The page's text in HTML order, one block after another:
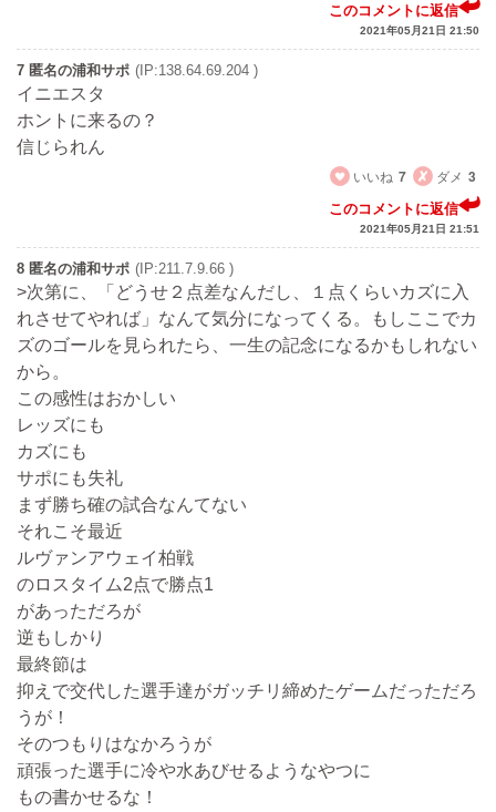
このコメントに返信
2021年05月21日 21:50
7 匿名の浦和サポ (IP:138.64.69.204 )
イニエスタ
ホントに来るの？
信じられん
いいね 7 ダメ 3
このコメントに返信
2021年05月21日 21:51
8 匿名の浦和サポ (IP:211.7.9.66 )
>次第に、「どうせ２点差なんだし、１点くらいカズに入
れさせてやれば」なんて気分になってくる。もしここでカ
ズのゴールを見られたら、一生の記念になるかもしれない
から。
この感性はおかしい
レッズにも
カズにも
サポにも失礼
まず勝ち確の試合なんてない
それこそ最近
ルヴァンアウェイ柏戦
のロスタイム2点で勝点1
があっただろが
逆もしかり
最終節は
抑えで交代した選手達がガッチリ締めたゲームだっただろ
うが！
そのつもりはなかろうが
頑張った選手に冷や水あびせるようなやつに
もの書かせるな！